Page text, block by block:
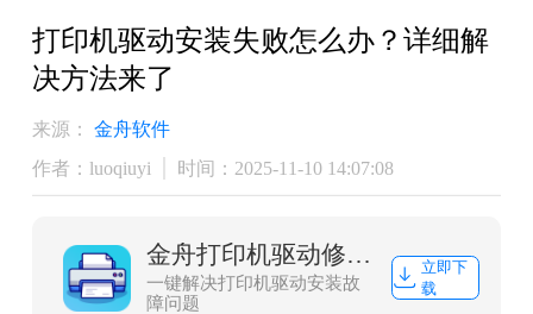
打印机驱动安装失败怎么办？详细解
决方法来了
来源：
金舟软件
作者：luoqiuyi
时间：2025-11-10 14:07:08
金舟打印机驱动修复软件
一键解决打印机驱动安装故
障问题
立即下
载